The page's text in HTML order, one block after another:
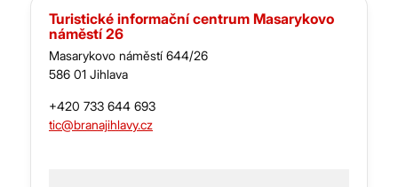
Turistické informační centrum Masarykovo
náměstí 26
Masarykovo náměstí 644/26
586 01 Jihlava
+420 733 644 693
tic@branajihlavy.cz